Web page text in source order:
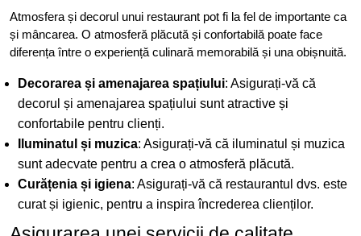
Atmosfera și decorul unui restaurant pot fi la fel de importante ca
și mâncarea. O atmosferă plăcută și confortabilă poate face
diferența între o experiență culinară memorabilă și una obișnuită.
Decorarea și amenajarea spațiului: Asigurați-vă că
decorul și amenajarea spațiului sunt atractive și
confortabile pentru clienți.
Iluminatul și muzica: Asigurați-vă că iluminatul și muzica
sunt adecvate pentru a crea o atmosferă plăcută.
Curățenia și igiena: Asigurați-vă că restaurantul dvs. este
curat și igienic, pentru a inspira încrederea clienților.